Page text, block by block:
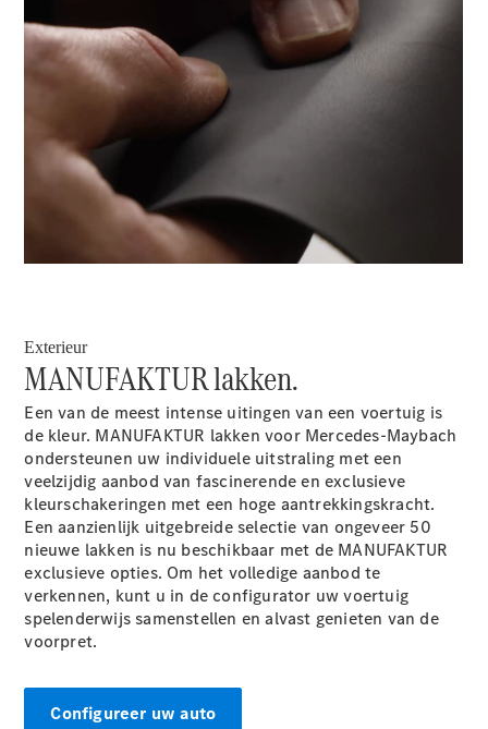
E-Klasse
Limousine
S-Klasse
S-Klasse
Mercedes-
Maybach S-
Klasse
Configurator
Alle SUVs
EQA
Elektrisch
EQE
SUV
Elektrisch
EQS
SUV
Elektrisch
Mercedes-
Maybach
GLA
GLA
Nieuw
00:00 / 00:00
Exterieur
MANUFAKTUR lakken.
Een van de meest intense uitingen van een voertuig is
de kleur. MANUFAKTUR lakken voor Mercedes-Maybach
ondersteunen uw individuele uitstraling met een
veelzijdig aanbod van fascinerende en exclusieve
kleurschakeringen met een hoge aantrekkingskracht.
Een aanzienlijk uitgebreide selectie van ongeveer 50
nieuwe lakken is nu beschikbaar met de MANUFAKTUR
exclusieve opties. Om het volledige aanbod te
verkennen, kunt u in de configurator uw voertuig
spelenderwijs samenstellen en alvast genieten van de
voorpret.
Configureer uw auto